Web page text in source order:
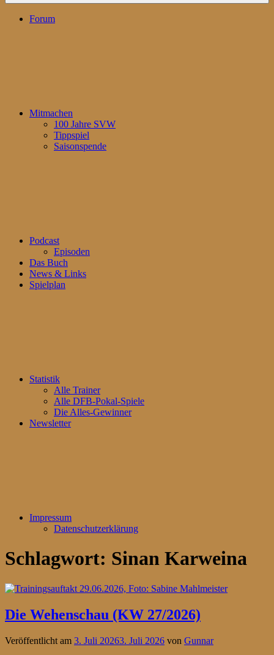
Forum
Mitmachen
100 Jahre SVW
Tippspiel
Saisonspende
Podcast
Episoden
Das Buch
News & Links
Spielplan
Statistik
Alle Trainer
Alle DFB-Pokal-Spiele
Die Alles-Gewinner
Newsletter
Impressum
Datenschutzerklärung
Schlagwort: Sinan Karweina
Die Wehenschau (KW 27/2026)
Veröffentlicht am 3. Juli 20263. Juli 2026 von Gunnar